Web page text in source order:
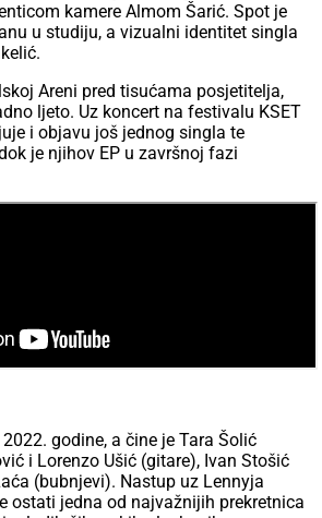
kamere Almom Šarić. Spot je
u studiju, a vizualni identitet singla
Areni pred tisućama posjetitelja,
ljeto. Uz koncert na festivalu KSET
i objavu još jednog singla te
je njihov EP u završnoj fazi
godine, a čine je Tara Šolić
i Lorenzo Ušić (gitare), Ivan Stošić
(bubnjevi). Nastup uz Lennyja
ostati jedna od najvažnijih prekretnica